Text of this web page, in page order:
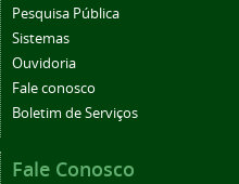
Pesquisa Pública
Sistemas
Ouvidoria
Fale conosco
Boletim de Serviços
Fale Conosco